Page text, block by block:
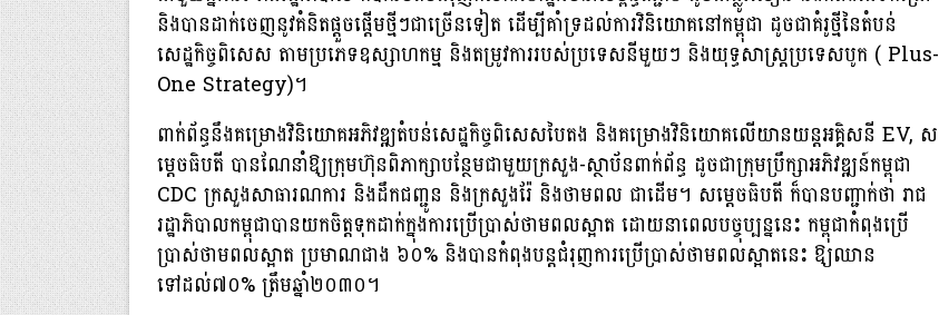
និងបានដាក់ចេញនូវគំនិតផ្តួចផ្តើមថ្មីៗជាច្រើនទៀត ដើម្បីគាំទ្រដល់ការវិនិយោគនៅកម្ពុជា ដូចជាគំរូថ្មីនៃតំបន់
សេដ្ឋកិច្ចពិសេស តាមប្រភេទឧស្សាហកម្ម និងតម្រូវការរបស់ប្រទេសនីមួយៗ និងយុទ្ធសាស្រ្តប្រទេសបូក ( Plus-
One Strategy)។
ពាក់ព័ន្ធនឹងគម្រោងវិនិយោគអភិវឌ្ឍតំបន់សេដ្ឋកិច្ចពិសេសបៃតង និងគម្រោងវិនិយោគលើយានយន្តអគ្គិសនី EV, ស
ម្តេចធិបតី បានណែនាំឱ្យក្រុមហ៊ុនពិភាក្សាបន្ថែមជាមួយក្រសួង-ស្ថាប័នពាក់ព័ន្ធ ដូចជាក្រុមប្រឹក្សាអភិវឌ្ឍន៍កម្ពុជា
CDC ក្រសួងសាធារណការ និងដឹកជញ្ជូន និងក្រសួងរ៉ែ និងថាមពល ជាដើម។ សម្តេចធិបតី ក៏បានបញ្ជាក់ថា រាជ
រដ្ឋាភិបាលកម្ពុជាបានយកចិត្តទុកដាក់ក្នុងការប្រើប្រាស់ថាមពលស្អាត ដោយនាពេលបច្ចុប្បន្ននេះ កម្ពុជាកំពុងប្រើ
ប្រាស់ថាមពលស្អាត ប្រមាណជាង ៦០% និងបានកំពុងបន្តជំរុញការប្រើប្រាស់ថាមពលស្អាតនេះ ឱ្យឈាន
ទៅដល់៧០% ត្រឹមឆ្នាំ២០៣០។